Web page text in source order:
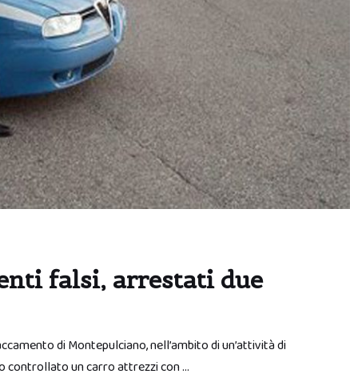
falsi, arrestati due
di Montepulciano, nell’ambito di un’attività di
controllato un carro attrezzi con …